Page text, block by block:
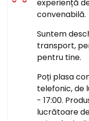
experiență
convenabilă.
Suntem
transport,
pentru tine.
Poți plasa
telefonic, de
- 17:00.
lucrătoare